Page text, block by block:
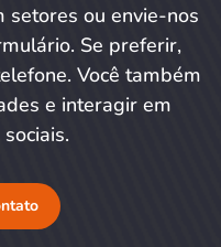
setores ou envie-nos
Se preferir,
Você também
e interagir em